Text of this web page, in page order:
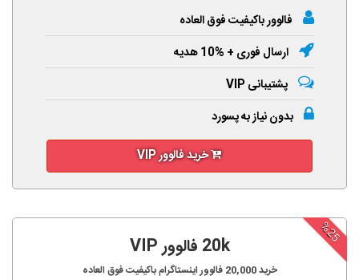
فالوور باکیفیت فوق العاده
ارسال فوری + %10 هدیه
پشتیبانی VIP
بدون نیاز به پسورد
خرید فالوور VIP
%25
20k فالوور VIP
خرید20,000 فالوور اینستاگرام باکیفیت فوق العاده